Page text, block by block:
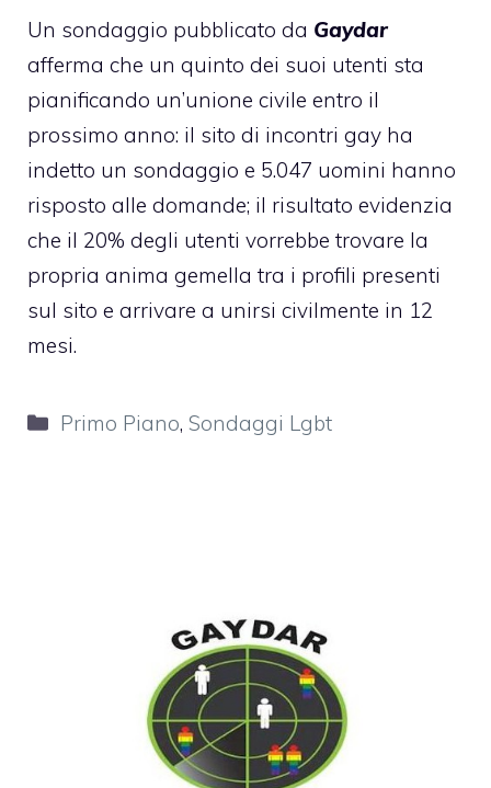
Un sondaggio pubblicato da Gaydar
afferma che un quinto dei suoi utenti sta
pianificando un’unione civile entro il
prossimo anno: il sito di incontri gay ha
indetto un sondaggio e 5.047 uomini hanno
risposto alle domande; il risultato evidenzia
che il 20% degli utenti vorrebbe trovare la
propria anima gemella tra i profili presenti
sul sito e arrivare a unirsi civilmente in 12
mesi.
Categorie
Primo Piano,Sondaggi Lgbt